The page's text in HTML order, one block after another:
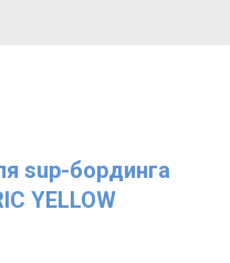
sup-бординга
YELLOW